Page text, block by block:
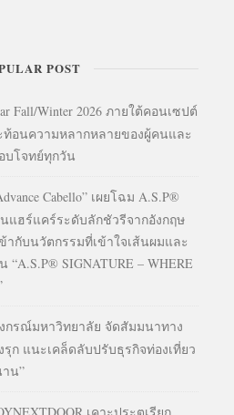
POST
Fall/Winter 2026 ภายใต้คอนเซปต์
ะท้อนความหลากหลายของผู้คนและ
บโจทย์ทุกวัน
Cabello” เผยโฉม A.S.P®
นแฮร์แคร์ระดับลักชัวรีจากอังกฤษ
กับนวัตกรรมที่เข้าใจเส้นผมและ
SIGNATURE – WHERE
กรณ์มหาวิทยาลัย จัดสัมมนาทาง
ก แนะเคล็ดลับปรับธุรกิจท่องเที่ยว
น”